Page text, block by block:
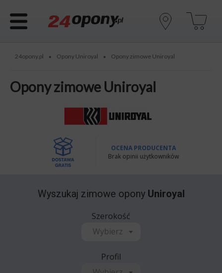
24opony.pl • Opony Uniroyal • Opony zimowe Uniroyal
Opony zimowe Uniroyal
OCENA PRODUCENTA
Brak opinii użytkowników
Wyszukaj zimowe opony Uniroyal
Szerokość
Wybierz
Profil